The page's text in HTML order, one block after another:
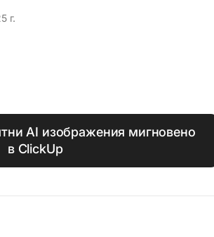
г.
AI изображения мигновено
в ClickUp